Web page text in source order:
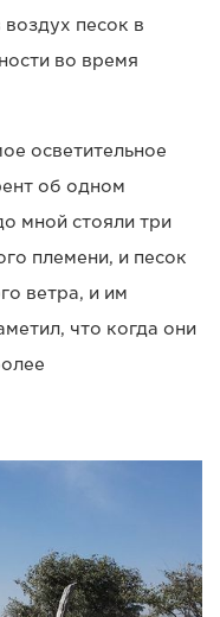
песок в
во время
осветительное
об одном
мной стояли три
племени, и песок
ветра, и им
что когда они